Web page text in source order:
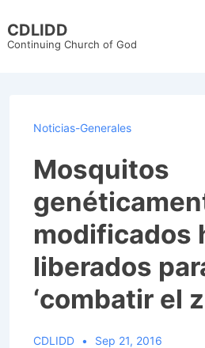
Skip
CDLIDD
Continuing Church of God
Noticias-Generales
Mosquitos
modificados
liberados
‘combatir el
CDLIDD Sep 21, 2016